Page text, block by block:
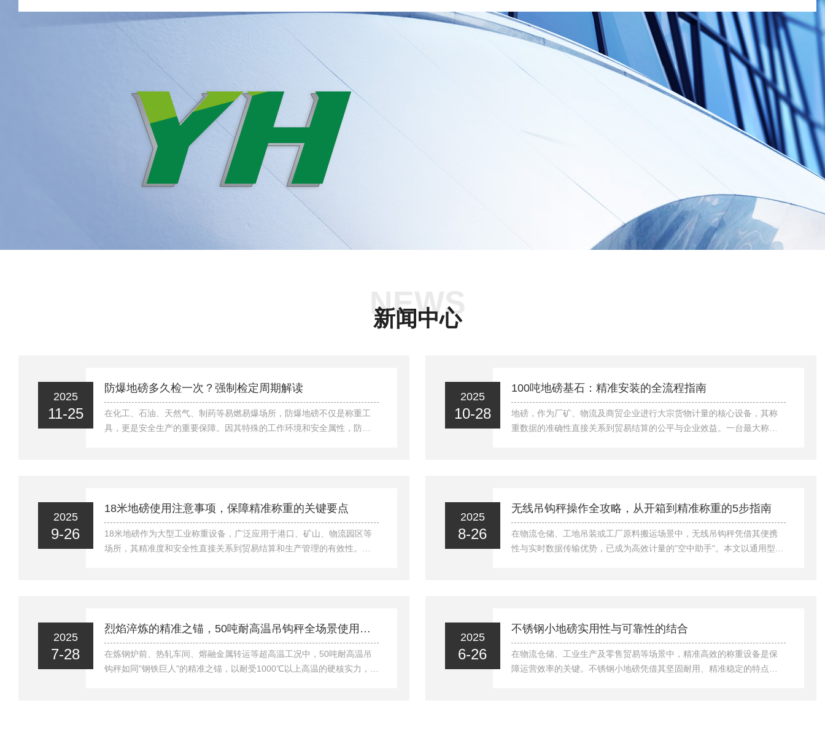
NEWS
新闻中心
2025
11-25
防爆地磅多久检一次？强制检定周期解读
在化工、石油、天然气、制药等易燃易爆场所，防爆地磅不仅是称重工
具，更是安全生产的重要保障。因其特殊的工作环境和安全属性，防爆
监测等用途的非自动衡器属于强制检定范围。防爆地磅若用于上述场景
——如危化品出入库称重、交易结算或安全监控...
2025
10-28
100吨地磅基石：精准安装的全流程指南
地磅，作为厂矿、物流及商贸企业进行大宗货物计量的核心设备，其称
重数据的准确性直接关系到贸易结算的公平与企业效益。一台最大称量
密设计。必须对选址进行地质勘察，确保地基承载力足以承受100吨满量
程载荷及车辆冲击力，避免未来发生不...
2025
9-26
18米地磅使用注意事项，保障精准称重的关键要点
18米地磅作为大型工业称重设备，广泛应用于港口、矿山、物流园区等
场所，其精准度和安全性直接关系到贸易结算和生产管理的有效性。正
若安装在室外，必须设置*的排水系统，避免雨水积聚导致传感器锈蚀。
值得注意的是，地磅周边...
2025
8-26
无线吊钩秤操作全攻略，从开箱到精准称重的5步指南
在物流仓储、工地吊装或工厂原料搬运场景中，无线吊钩秤凭借其便携
性与实时数据传输优势，已成为高效计量的"空中助手"。本文以通用型无
闭合严密。若配备可拆卸电池，需按标识方向装入并充电2小时。第二
步：设备配对与参数设置长按秤体电源键...
2025
7-28
烈焰淬炼的精准之锚，50吨耐高温吊钩秤全场景使用指南
在炼钢炉前、热轧车间、熔融金属转运等超高温工况中，50吨耐高温吊
钩秤如同"钢铁巨人"的精准之锚，以耐受1000℃以上高温的硬核实力，
2025
6-26
不锈钢小地磅实用性与可靠性的结合
在物流仓储、工业生产及零售贸易等场景中，精准高效的称重设备是保
障运营效率的关键。不锈钢小地磅凭借其坚固耐用、精准稳定的特点，